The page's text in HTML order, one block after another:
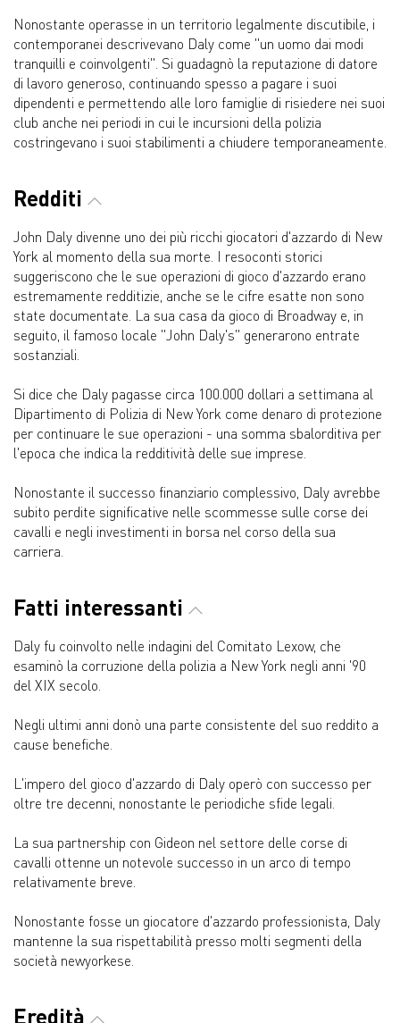
Nonostante operasse in un territorio legalmente discutibile, i
contemporanei descrivevano Daly come "un uomo dai modi
tranquilli e coinvolgenti". Si guadagnò la reputazione di datore
di lavoro generoso, continuando spesso a pagare i suoi
dipendenti e permettendo alle loro famiglie di risiedere nei suoi
club anche nei periodi in cui le incursioni della polizia
costringevano i suoi stabilimenti a chiudere temporaneamente.
Redditi
John Daly divenne uno dei più ricchi giocatori d'azzardo di New
York al momento della sua morte. I resoconti storici
suggeriscono che le sue operazioni di gioco d'azzardo erano
estremamente redditizie, anche se le cifre esatte non sono
state documentate. La sua casa da gioco di Broadway e, in
seguito, il famoso locale "John Daly's" generarono entrate
sostanziali.
Si dice che Daly pagasse circa 100.000 dollari a settimana al
Dipartimento di Polizia di New York come denaro di protezione
per continuare le sue operazioni - una somma sbalorditiva per
l'epoca che indica la redditività delle sue imprese.
Nonostante il successo finanziario complessivo, Daly avrebbe
subito perdite significative nelle scommesse sulle corse dei
cavalli e negli investimenti in borsa nel corso della sua
carriera.
Fatti interessanti
Daly fu coinvolto nelle indagini del Comitato Lexow, che
esaminò la corruzione della polizia a New York negli anni '90
del XIX secolo.
Negli ultimi anni donò una parte consistente del suo reddito a
cause benefiche.
L'impero del gioco d'azzardo di Daly operò con successo per
oltre tre decenni, nonostante le periodiche sfide legali.
La sua partnership con Gideon nel settore delle corse di
cavalli ottenne un notevole successo in un arco di tempo
relativamente breve.
Nonostante fosse un giocatore d'azzardo professionista, Daly
mantenne la sua rispettabilità presso molti segmenti della
società newyorkese.
Eredità